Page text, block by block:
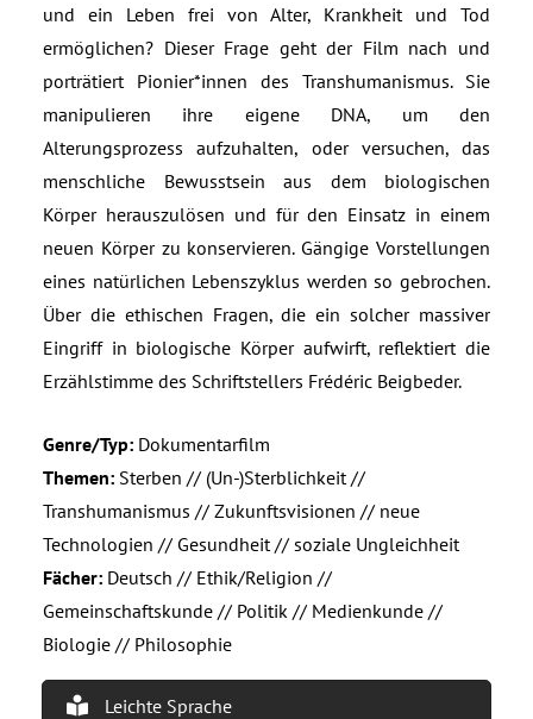
und ein Leben frei von Alter, Krankheit und Tod
ermöglichen? Dieser Frage geht der Film nach und
porträtiert Pionier*innen des Transhumanismus. Sie
manipulieren ihre eigene DNA, um den
Alterungsprozess aufzuhalten, oder versuchen, das
menschliche Bewusstsein aus dem biologischen
Körper herauszulösen und für den Einsatz in einem
neuen Körper zu konservieren. Gängige Vorstellungen
eines natürlichen Lebenszyklus werden so gebrochen.
Über die ethischen Fragen, die ein solcher massiver
Eingriff in biologische Körper aufwirft, reflektiert die
Erzählstimme des Schriftstellers Frédéric Beigbeder.
Genre/Typ: Dokumentarfilm
Themen: Sterben // (Un-)Sterblichkeit //
Transhumanismus // Zukunftsvisionen // neue
Technologien // Gesundheit // soziale Ungleichheit
Fächer: Deutsch // Ethik/Religion //
Gemeinschaftskunde // Politik // Medienkunde //
Biologie // Philosophie
Leichte Sprache